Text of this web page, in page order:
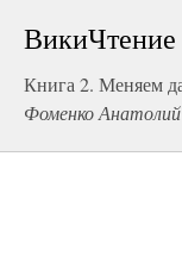
ВикиЧтение
Книга 2. Меняем
Фоменко